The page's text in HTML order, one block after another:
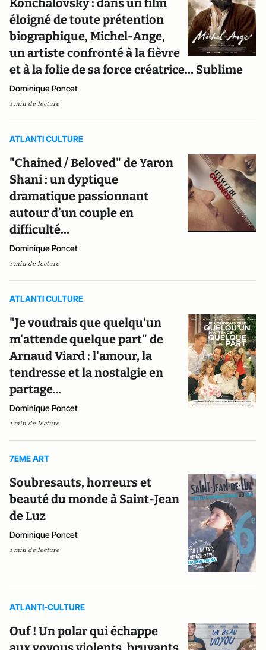
Konchalovsky : dans un film
éloigné de toute prétention
biographique, Michel-Ange,
un artiste confronté à la fièvre
et à la folie de sa force créatrice… Sublime
Dominique Poncet
1 min de lecture
ATLANTI CULTURE
"Chained / Beloved" de Yaron
Shani : un dyptique
dramatique passionnant
autour d’un couple en
difficulté…
Dominique Poncet
1 min de lecture
ATLANTI CULTURE
"Je voudrais que quelqu'un
m'attende quelque part" de
Arnaud Viard : l'amour, la
tendresse et la nostalgie en
partage...
Dominique Poncet
1 min de lecture
7EME ART
Soubresauts, horreurs et
beauté du monde à Saint-Jean
de Luz
Dominique Poncet
1 min de lecture
ATLANTI-CULTURE
Ouf ! Un polar qui échappe